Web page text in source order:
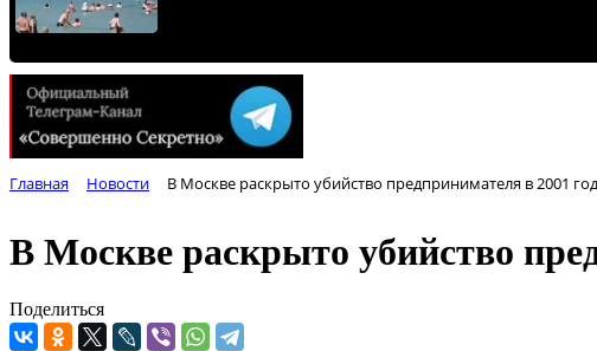
Главная Новости В Москве раскрыто убийство предпринимателя в 2001
В Москве раскрыто убийство
Поделиться